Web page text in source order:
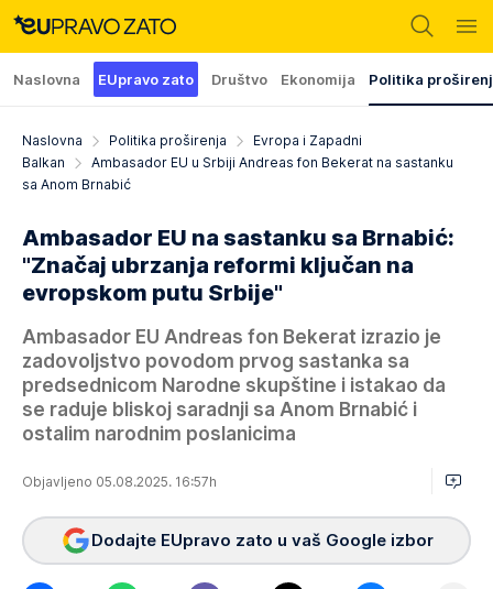
Naslovna EUpravo zato Društvo Ekonomija Politika
Naslovna Politika proširenja
Evropa i Zapadni
Balkan
Ambasador EU u Srbiji Andreas fon Bekerat na sastanku
sa Anom Brnabić
Ambasador EU na sastanku sa Brnabić:
"Značaj ubrzanja reformi ključan na
evropskom putu Srbije"
Ambasador EU Andreas fon Bekerat izrazio je
zadovoljstvo povodom prvog sastanka sa
predsednicom Narodne skupštine i istakao da
se raduje bliskoj saradnji sa Anom Brnabić i
ostalim narodnim poslanicima
Objavljeno 05.08.2025. 16:57h
Dodajte EUpravo zato u vaš Google izbor